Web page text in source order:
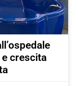
crescita